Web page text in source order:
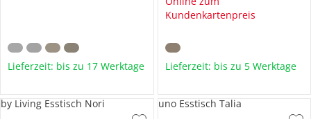
Lieferzeit: bis zu 17 Werktage
Kundenkartenpreis
Lieferzeit: bis zu 5 Werktage
by Living Esstisch Nori uno Esstisch Talia